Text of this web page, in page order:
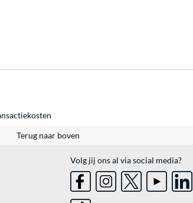
Terug naar boven
Volg jij ons al via social media?